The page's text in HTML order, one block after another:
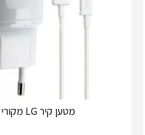
מטען קיר LG מקורי